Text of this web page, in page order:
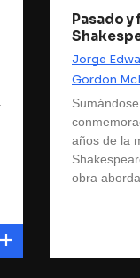
Pasado
Jorge
Gordon
años de la
obra